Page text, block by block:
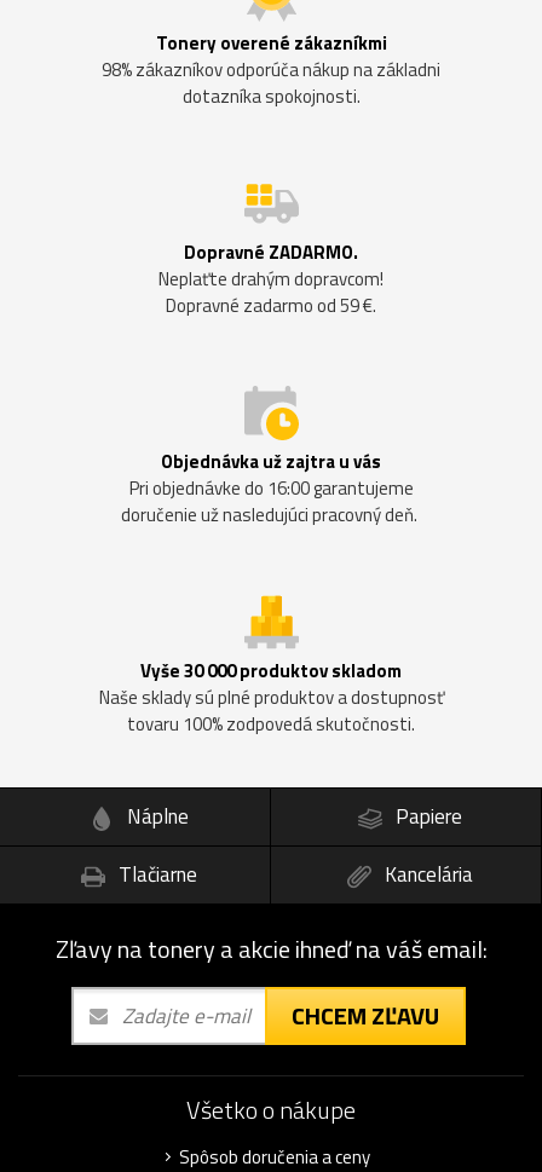
Tonery overené zákazníkmi
98% zákazníkov odporúča nákup na základni
dotazníka spokojnosti.
Dopravné ZADARMO.
Neplaťte drahým dopravcom!
Dopravné zadarmo od 59 €.
Objednávka už zajtra u vás
Pri objednávke do 16:00 garantujeme
doručenie už nasledujúci pracovný deň.
Vyše 30 000 produktov skladom
Naše sklady sú plné produktov a dostupnosť
tovaru 100% zodpovedá skutočnosti.
Náplne
Papiere
Tlačiarne
Kancelária
Zľavy na tonery a akcie ihneď na váš email:
CHCEM ZĽAVU
Všetko o nákupe
Spôsob doručenia a ceny